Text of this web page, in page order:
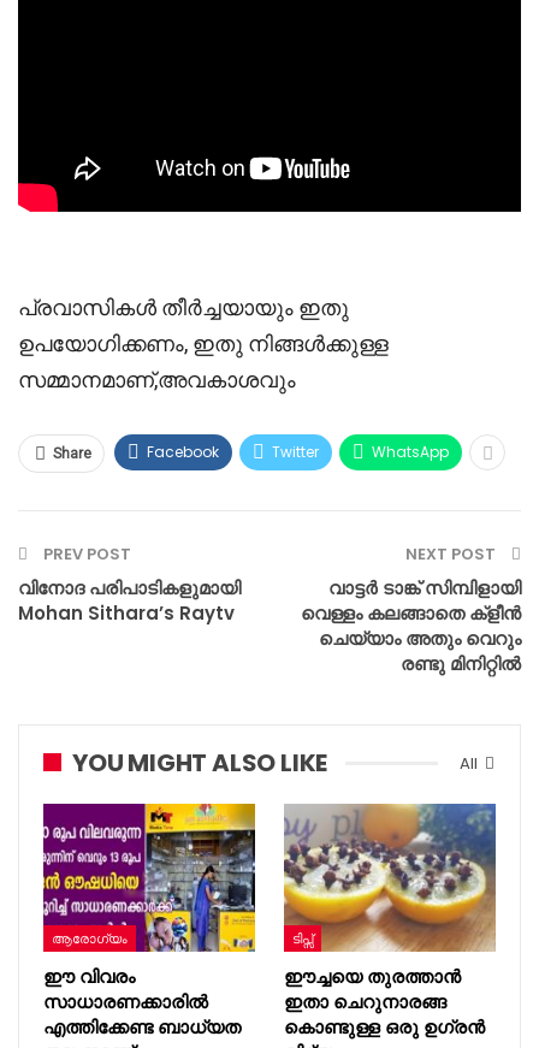
പ്രവാസികൾ തീർച്ചയായും ഇതു
ഉപയോഗിക്കണം, ഇതു നിങ്ങൾക്കുള്ള
സമ്മാനമാണ്,അവകാശവും
Share Facebook Twitter WhatsApp
PREV POST
വിനോദ പരിപാടികളുമായി
Mohan Sithara’s Raytv
NEXT POST
വാട്ടർ ടാങ്ക് സിമ്പിളായി
വെള്ളം കലങ്ങാതെ ക്‌ളീൻ
ചെയ്യാം അതും വെറും
രണ്ടു മിനിറ്റിൽ
All
YOU MIGHT ALSO LIKE
ആരോഗ്യം
ഈ വിവരം
സാധാരണക്കാരിൽ
എത്തിക്കേണ്ട ബാധ്യത
ടിപ്സ്
ഈച്ചയെ തുരത്താൻ
ഇതാ ചെറുനാരങ്ങ
കൊണ്ടുള്ള ഒരു ഉഗ്രൻ